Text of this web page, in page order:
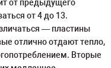
от предыдущего
от 4 до 13.
— пластины
отлично отдают тепло,
Вторые